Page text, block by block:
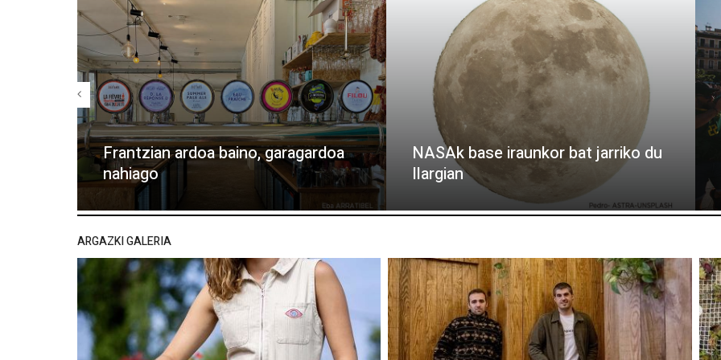
Frantzian ardoa baino, garagardoa
nahiago
NASAk base iraunkor bat jarriko du
Ilargian
ARGAZKI GALERIA